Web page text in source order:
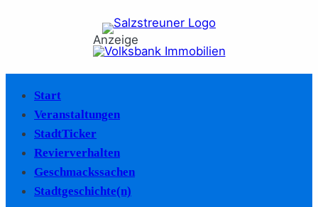
Anzeige
Start
Veranstaltungen
StadtTicker
Revierverhalten
Geschmackssachen
Stadtgeschichte(n)